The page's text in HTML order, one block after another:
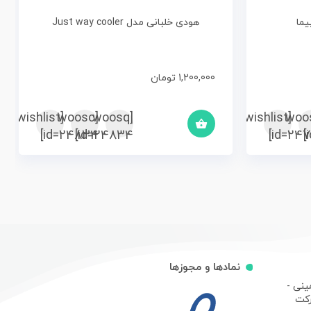
[yith_wcwl_add_to_wishlist]
هودی خلبانی مدل Just way cooler
1,200,000 تومان
[yith_wcwl_add_to_wishlist]
[woosc
id=24834]
[woosq
id=24834]
-
نمادها و مجوزها